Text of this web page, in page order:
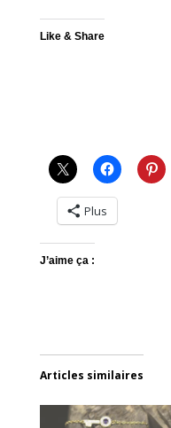
Like & Share
Plus
J’aime ça :
Articles similaires